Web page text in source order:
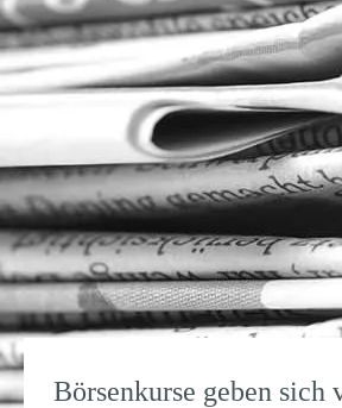
Börsenkurse geben sich